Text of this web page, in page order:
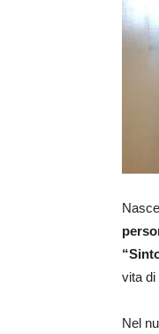
vita di
Nel